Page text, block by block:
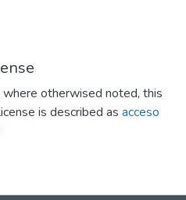
where otherwised noted, this
is described as acceso